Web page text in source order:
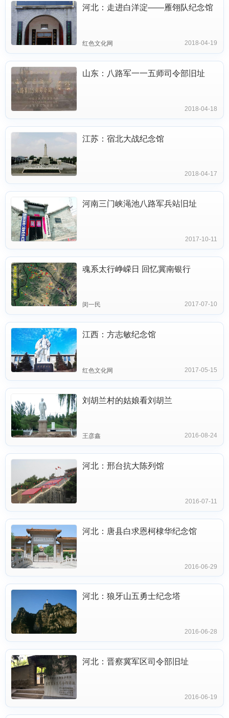
河北：走进白洋淀——雁翎队纪念馆
红色文化网 2018-04-19
山东：八路军一一五师司令部旧址
2018-04-18
江苏：宿北大战纪念馆
2018-04-17
河南三门峡渑池八路军兵站旧址
2017-10-11
魂系太行峥嵘日 回忆冀南银行
闵一民 2017-07-10
江西：方志敏纪念馆
红色文化网 2017-05-15
刘胡兰村的姑娘看刘胡兰
王彦鑫 2016-08-24
河北：邢台抗大陈列馆
2016-07-11
河北：唐县白求恩柯棣华纪念馆
2016-06-29
河北：狼牙山五勇士纪念塔
2016-06-28
河北：晋察冀军区司令部旧址
2016-06-19